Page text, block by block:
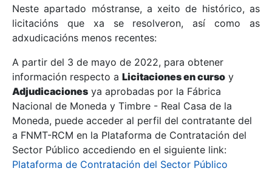
Mostrar/Ocultar
Mostrar/Ocultar
Mostrar/Ocultar
Neste apartado móstranse, a xeito de histórico, as
licitacións que xa se resolveron, así como as
adxudicacións menos recentes:
A partir del 3 de mayo de 2022, para obtener
información respecto a Licitaciones en curso y
Adjudicaciones ya aprobadas por la Fábrica
Nacional de Moneda y Timbre - Real Casa de la
Moneda, puede acceder al perfil del contratante del
a FNMT-RCM en la Plataforma de Contratación del
Sector Público accediendo en el siguiente link:
Plataforma de Contratación del Sector Público